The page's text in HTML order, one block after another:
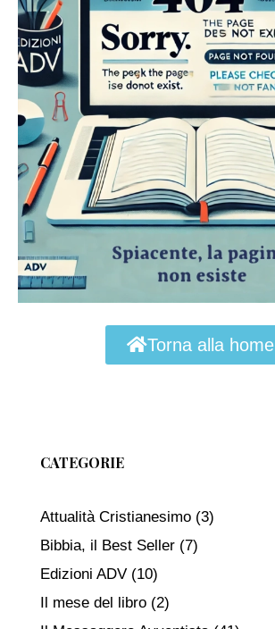
Torna alla home
CATEGORIE
Attualità Cristianesimo (3)
Bibbia, il Best Seller (7)
Edizioni ADV (10)
Il mese del libro (2)